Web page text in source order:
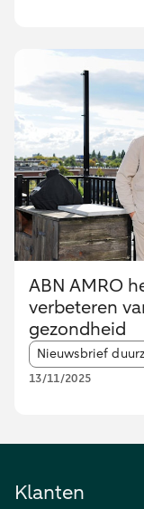
ABN AMRO
verbeteren
gezondheid
Article tags:
Nieuwsbrief
13/11/2025
Klanten